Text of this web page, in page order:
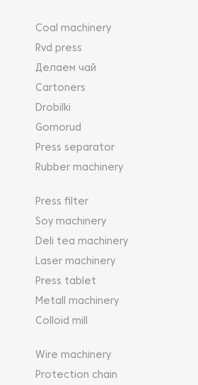
Coal machinery
Rvd press
Делаем чай
Cartoners
Drobilki
Gornorud
Press separator
Rubber machinery
Press filter
Soy machinery
Deli tea machinery
Laser machinery
Press tablet
Metall machinery
Colloid mill
Wire machinery
Protection chain